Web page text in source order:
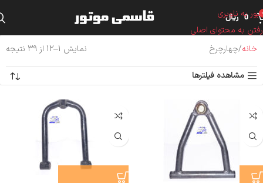
عبور به ناوبری
رفتن به محتوای اصلی
0 ریال
خانه چهارچرخ نمایش 1–12 از 39 نتیجه
مشاهده فیلترها